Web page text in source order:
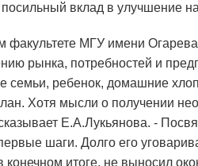
посильный вклад в улучшение
факультете МГУ имени
рынка, потребностей и
семьи, ребенок, домашние
Хотя мысли о получении
Е.А.Лукьянова. -
шаги. Долго его
итоге, не выносил